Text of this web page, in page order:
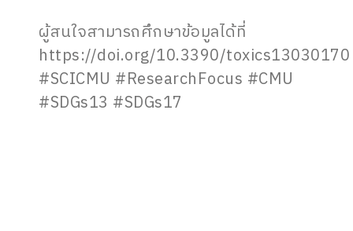
ผู้สนใจสามารถศึกษาข้อมูลได้ที่
https://doi.org/10.3390/toxics13030170
#SCICMU #ResearchFocus #CMU
#SDGs13 #SDGs17